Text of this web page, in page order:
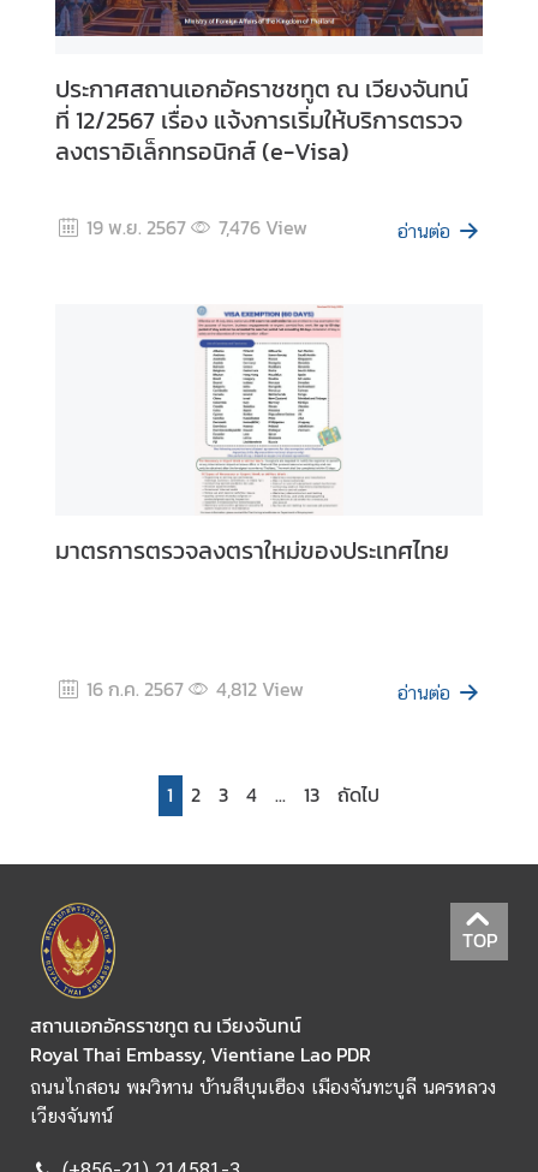
ประกาศสถานเอกอัคราชชทูต ณ เวียงจันทน์
ที่ 12/2567 เรื่อง แจ้งการเริ่มให้บริการตรวจ
ลงตราอิเล็กทรอนิกส์ (e-Visa)
19 พ.ย. 2567 7,476View อ่านต่อ
มาตรการตรวจลงตราใหม่ของประเทศไทย
16 ก.ค. 2567 4,812View อ่านต่อ
1 2 3 4 ... 13 ถัดไป
TOP
สถานเอกอัครราชทูต ณ เวียงจันทน์
Royal Thai Embassy, Vientiane Lao PDR
ถนนไกสอน พมวิหาน บ้านสีบุนเฮือง เมืองจันทะบูลี นครหลวง
เวียงจันทน์